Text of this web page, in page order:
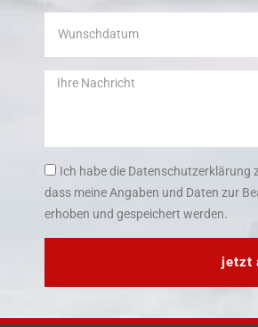
Ich habe die Datenschutzerklärung
dass meine Angaben und Daten zur
erhoben und gespeichert werden.
jetzt